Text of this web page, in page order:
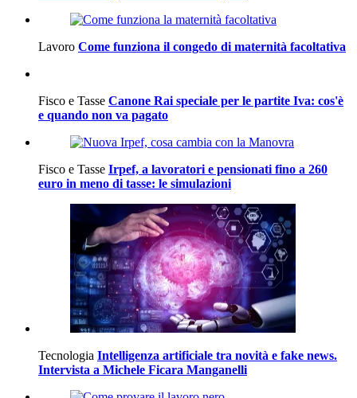
Lavoro Come funziona il congedo di maternità facoltativa
Fisco e Tasse Canone Rai speciale per le partite Iva: cos'è
e quando non va pagato
Fisco e Tasse Irpef, a lavoratori e pensionati fino a 260
euro in meno di tasse: le simulazioni
Tecnologia Intelligenza artificiale tra novità e fake news.
Intervista a Michele Ficara Manganelli